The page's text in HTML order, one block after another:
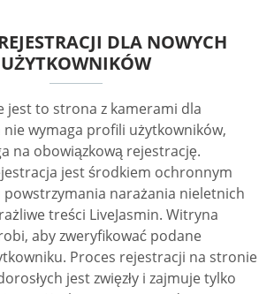
DLA NOWYCH
UŻYTKOWNIKÓW
jest to strona z kamerami dla
nie wymaga profili użytkowników,
na obowiązkową rejestrację.
jest środkiem ochronnym
narażania nieletnich
treści LiveJasmin. Witryna
aby zweryfikować podane
Proces rejestracji na stronie
jest zwięzły i zajmuje tylko